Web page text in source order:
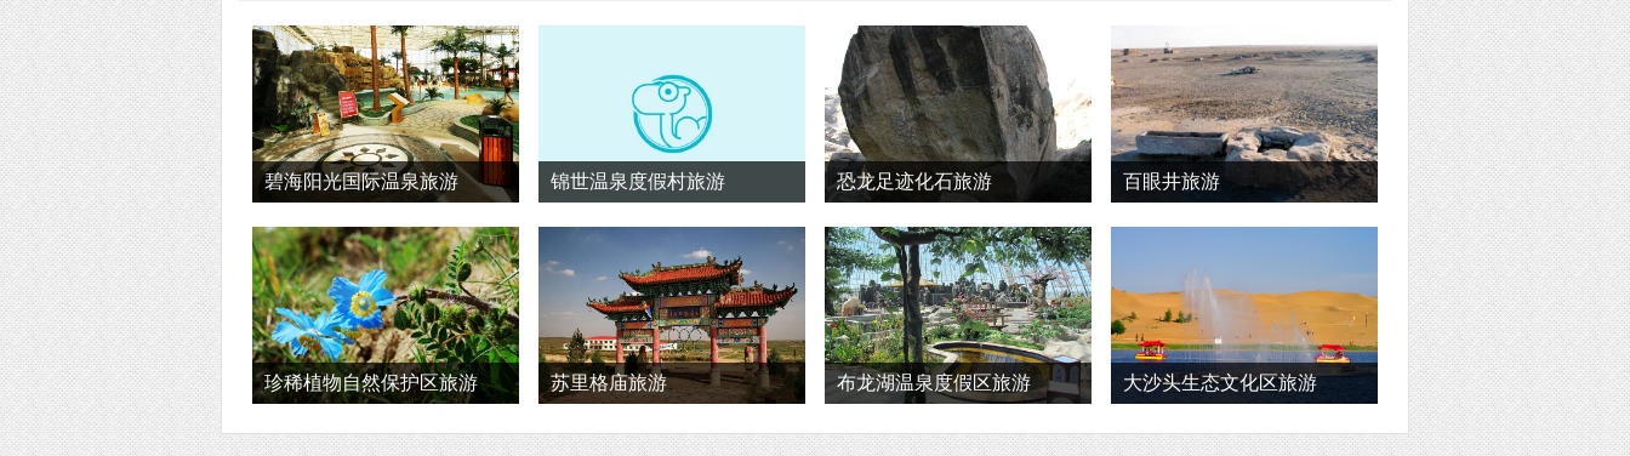
碧海阳光国际温泉旅游 锦世温泉度假村旅游 恐龙足迹化石旅游 百眼井旅游
珍稀植物自然保护区旅游 苏里格庙旅游 布龙湖温泉度假区旅游 大沙头生态文化区旅游